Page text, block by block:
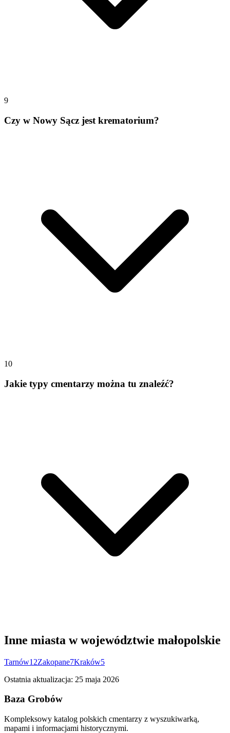
9
Czy w Nowy Sącz jest krematorium?
10
Jakie typy cmentarzy można tu znaleźć?
Inne miasta w województwie małopolskie
Tarnów12Zakopane7Kraków5
Ostatnia aktualizacja: 25 maja 2026
Baza Grobów
Kompleksowy katalog polskich cmentarzy z wyszukiwarką,
mapami i informacjami historycznymi.